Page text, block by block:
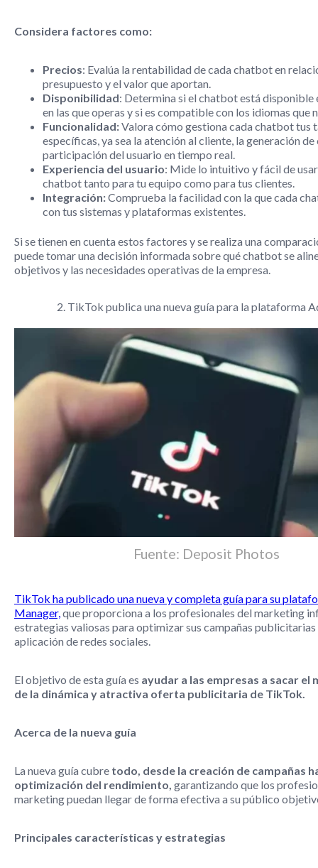
Considera factores como:
Precios: Evalúa la rentabilidad de cada chatbot en
presupuesto y el valor que aportan.
Disponibilidad: Determina si el chatbot está disponible
en las que operas y si es compatible con los idiomas que
Funcionalidad:Valora cómo gestiona cada chatbot tus
específicas, ya sea la atención al cliente, la generación
participación del usuario en tiempo real.
Experiencia del usuario: Mide lo intuitivo y fácil de
chatbot tanto para tu equipo como para tus clientes.
Integración:Comprueba la facilidad con la que cada
con tus sistemas y plataformas existentes.
Si se tienen en cuenta estos factores y se realiza una
puede tomar una decisión informada sobre qué chatbot se
objetivos y las necesidades operativas de la empresa.
2. TikTok publica una nueva guía para la plataforma
Fuente: Deposit Photos
TikTok ha publicado una nueva y completa guía para su
Manager,que proporciona a los profesionales del marketing
estrategias valiosas para optimizar sus campañas publicitarias
aplicación de redes sociales.
El objetivo de esta guía es ayudar a las empresas a sacar
de la dinámica y atractiva oferta publicitaria de TikTok.
Acerca de la nueva guía
La nueva guía cubre todo, desde la creación de campañas
optimización del rendimiento, garantizando que los
marketing puedan llegar de forma efectiva a su público
Principales características y estrategias